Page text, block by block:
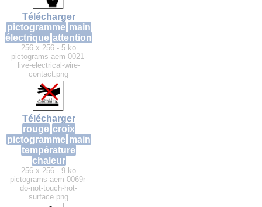
Télécharger
pictogramme main
électrique attention
256 x 256 - 5 ko
pictograms-aem-0021-
live-electrical-wire-
contact.png
Télécharger
rouge croix
pictogramme main
température
chaleur
256 x 256 - 9 ko
pictograms-aem-0069r-
do-not-touch-hot-
surface.png